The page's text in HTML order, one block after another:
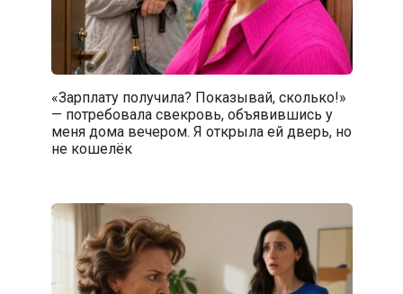
«Зарплату получила? Показывай, сколько!»
— потребовала свекровь, объявившись у
меня дома вечером. Я открыла ей дверь, но
не кошелёк